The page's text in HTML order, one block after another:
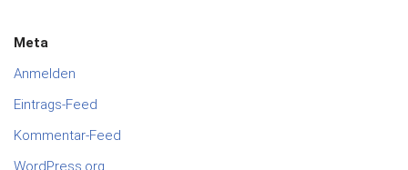
Meta
Anmelden
Eintrags-Feed
Kommentar-Feed
WordPress.org